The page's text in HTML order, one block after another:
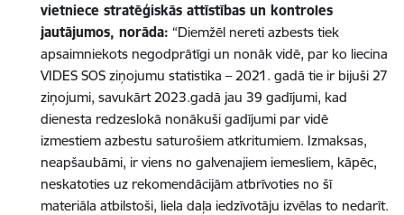
vietniece stratēģiskās attīstības un kontroles
jautājumos, norāda: “Diemžēl nereti azbests tiek
apsaimniekots negodprātīgi un nonāk vidē, par ko liecina
VIDES SOS ziņojumu statistika – 2021. gadā tie ir bijuši 27
ziņojumi, savukārt 2023.gadā jau 39 gadījumi, kad
dienesta redzeslokā nonākuši gadījumi par vidē
izmestiem azbestu saturošiem atkritumiem. Izmaksas,
neapšaubāmi, ir viens no galvenajiem iemesliem, kāpēc,
neskatoties uz rekomendācijām atbrīvoties no šī
materiāla atbilstoši, liela daļa iedzīvotāju izvēlas to nedarīt.